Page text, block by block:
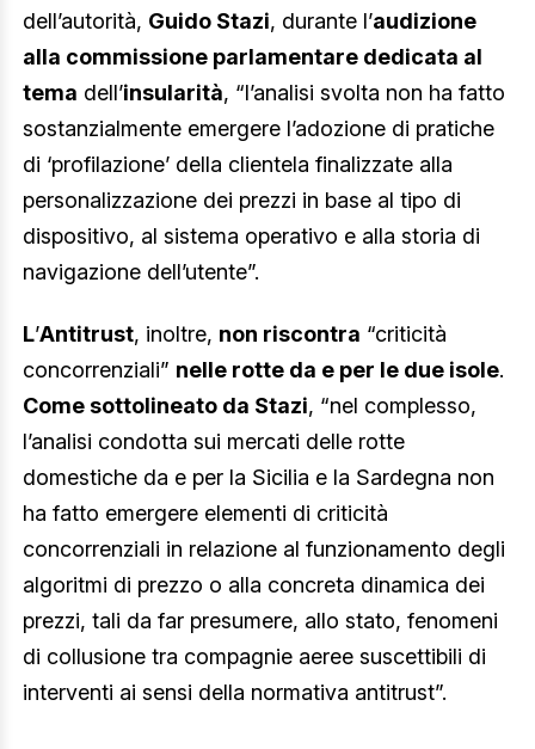
dell’autorità, Guido Stazi, durante l’audizione
alla commissione parlamentare dedicata al
tema dell’insularità, “l’analisi svolta non ha fatto
sostanzialmente emergere l’adozione di pratiche
di ‘profilazione’ della clientela finalizzate alla
personalizzazione dei prezzi in base al tipo di
dispositivo, al sistema operativo e alla storia di
navigazione dell’utente”.
L’Antitrust, inoltre, non riscontra “criticità
concorrenziali” nelle rotte da e per le due isole.
Come sottolineato da Stazi, “nel complesso,
l’analisi condotta sui mercati delle rotte
domestiche da e per la Sicilia e la Sardegna non
ha fatto emergere elementi di criticità
concorrenziali in relazione al funzionamento degli
algoritmi di prezzo o alla concreta dinamica dei
prezzi, tali da far presumere, allo stato, fenomeni
di collusione tra compagnie aeree suscettibili di
interventi ai sensi della normativa antitrust”.